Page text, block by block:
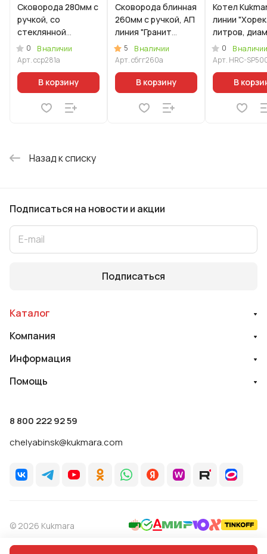
Сковорода 280мм с
ручкой, со
стеклянной
крышкой, АП линия
"Стелла"
0
В наличии
Арт.сср281а
В корзину
Сковорода блинная
260мм с ручкой, АП
линия "Гранит
Ультра"( Синий)
5
В наличии
Арт.сбгг260а
В корзину
Котел
линии
литров,
40см, с
0
В наличии
Арт. HRC-
В
Назад к списку
Подписаться на новости и акции
Подписаться
Каталог
Компания
Информация
Помощь
8 800 222 92 59
chelyabinsk@kukmara.com
© 2026 Kukmara